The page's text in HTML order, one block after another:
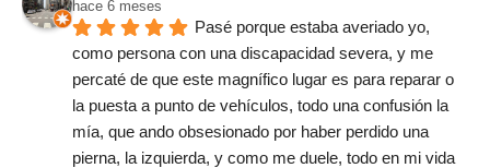
hace 6 meses
Pasé porque estaba averiado yo,
como persona con una discapacidad severa, y me
percaté de que este magnífico lugar es para reparar o
la puesta a punto de vehículos, todo una confusión la
mía, que ando obsesionado por haber perdido una
pierna, la izquierda, y como me duele, todo en mi vida